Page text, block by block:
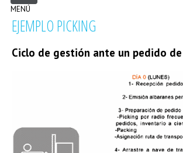
MENÚ
EJEMPLO PICKING
Ciclo de gestión ante un pedido